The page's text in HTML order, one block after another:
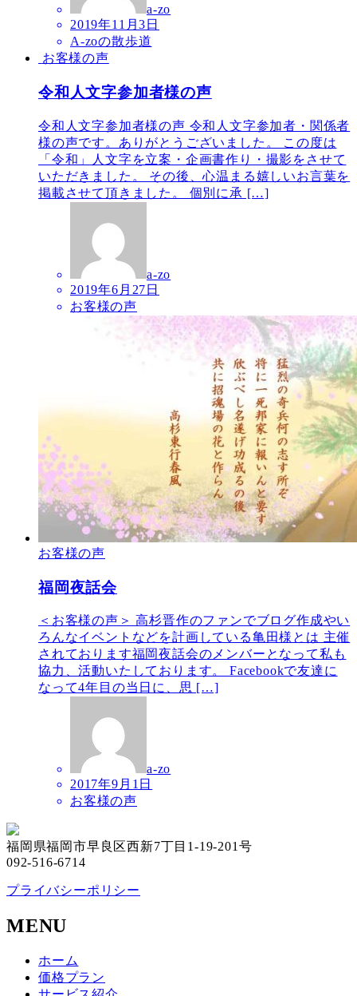
a-zo
2019年11月3日
A-zoの散歩道
お客様の声
令和人文字参加者様の声
令和人文字参加者様の声 令和人文字参加者・関係者
様の声です。ありがとうございました。 この度は
「令和」人文字を立案・企画書作り・撮影をさせて
いただきました。 その後、心温まる嬉しいお言葉を
掲載させて頂きました。 個別に承 […]
a-zo
2019年6月27日
お客様の声
お客様の声
福岡夜話会
＜お客様の声＞ 高杉晋作のファンでブログ作成やい
ろんなイベントなどを計画している亀田様とは 主催
されております福岡夜話会のメンバーとなって私も
協力、活動いたしております。 Facebookで友達に
なって4年目の当日に、思 […]
a-zo
2017年9月1日
お客様の声
福岡県福岡市早良区西新7丁目1-19-201号
092-516-6714
プライバシーポリシー
MENU
ホーム
価格プラン